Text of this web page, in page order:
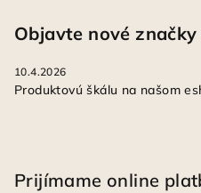
Objavte nové
10.4.2026
Produktovú škálu na našom
Prijímame online